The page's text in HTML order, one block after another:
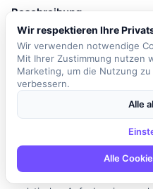
Beschreibung
Das Unternehmen sucht einen
Analysten, der für die Pflege
und Optimierungsmodellen
werden Sie neue analytische
Einblicke zu gewinnen, die
des Unternehmens
mindern. Als Mitglied des
unterstützen Sie das
von Energie und anderen
Ihren Aufgaben gehören die
Wir respektieren Ihre
Wir verwenden notwendige
Mit Ihrer Zustimmung nutzen
Marketing, um die Nutzung
verbessern.
Alle
Alle